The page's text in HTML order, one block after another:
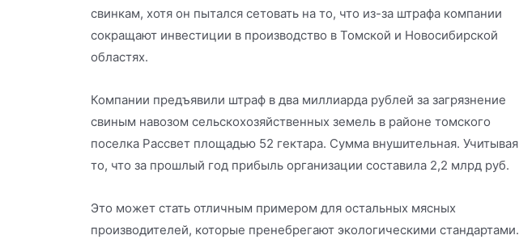
свинкам, хотя он пытался сетовать на то, что из-за штрафа компании
сокращают инвестиции в производство в Томской и Новосибирской
областях.
Компании предъявили штраф в два миллиарда рублей за загрязнение
свиным навозом сельскохозяйственных земель в районе томского
поселка Рассвет площадью 52 гектара. Сумма внушительная. Учитывая
то, что за прошлый год прибыль организации составила 2,2 млрд руб.
Это может стать отличным примером для остальных мясных
производителей, которые пренебрегают экологическими стандартами.